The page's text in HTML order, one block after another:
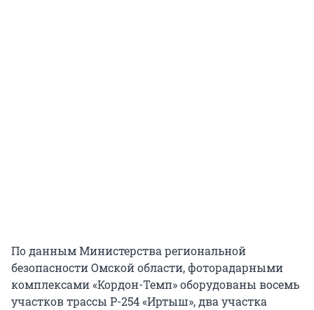
По данным Министерства региональной
безопасности Омской области, фоторадарными
комплексами «Кордон-Темп» оборудованы восемь
участков трассы Р-254 «Иртыш», два участка